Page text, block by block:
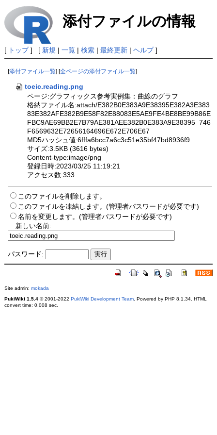
添付ファイルの情報
[ トップ] [ 新規 | 一覧| 検索| 最終更新| ヘルプ]
[添付ファイル一覧 ] [全ページの添付ファイル一覧
toeic.reading.png
ページ:グラフィックス参考実例集：曲線のグラフ
格納ファイル名:attach/E382B0E383A9E38395E382A3E383
83E382AFE382B9E58F82E88083E5AE9FE4BE8BE99B86E
FBC9AE69BB2E7B79AE381AEE382B0E383A9E38395_746
F6569632E72656164696E672E706E67
MD5ハッシュ値:6fffa6bcc7a6c3c51e35bf47bd8936f9
サイズ:3.5KB (3616 bytes)
Content-type:image/png
登録日時:2023/03/25 11:19:21
アクセス数:333
このファイルを削除します。
このファイルを凍結します。(管理者パスワードが必要です)
名前を変更します。(管理者パスワードが必要です)
新しい名前:
パスワード:
Site admin: mokada
PukiWiki 1.5.4© 2001-2022 PukiWiki Development Team. Powered by PHP 8.1.34. HTML
convert time: 0.008 sec.